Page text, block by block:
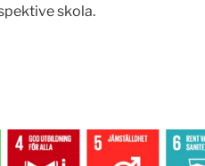
skola.